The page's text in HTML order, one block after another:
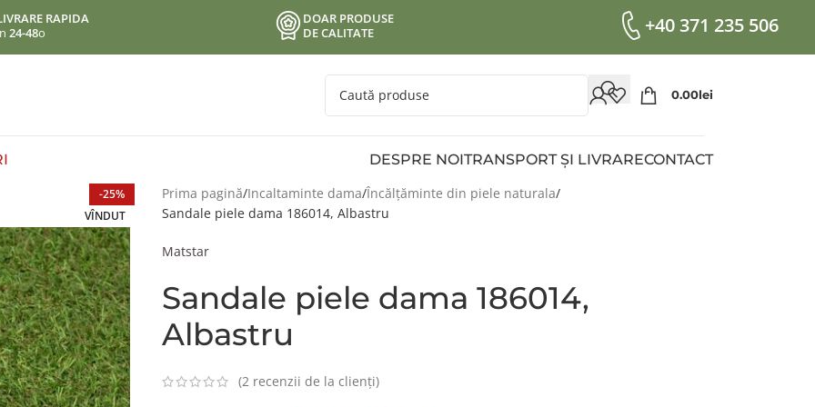
RAPIDA
24-48o
DOAR PRODUSE
DE CALITATE
+40 371 235 506
0.00Lei
DESPRE NOITRANSPORT ȘI LIVRARECONTACT
-25%
VÎNDUT
Prima pagină Incaltaminte dama Încălțăminte din piele naturala
Sandale piele dama 186014, Albastru
Matstar
Sandale piele dama 186014,
Albastru
(2recenzii de la clienți)